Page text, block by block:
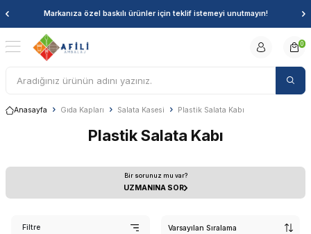
Markanıza özel baskılı ürünler için teklif istemeyi unutmayın!
0
Anasayfa Gıda Kapları Salata Kasesi Plastik Salata Kabı
Plastik Salata Kabı
Bir sorunuz mu var?
UZMANINA SOR
Filtre